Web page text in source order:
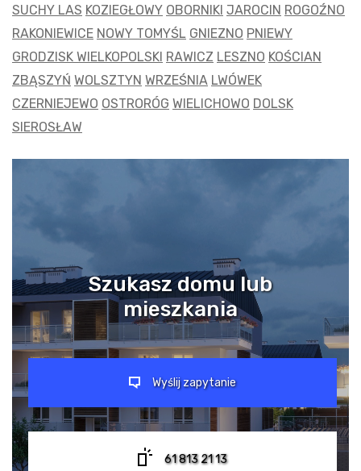
SUCHY LAS KOZIEGŁOWY OBORNIKI JAROCIN ROGOŹNO
RAKONIEWICE NOWY TOMYŚL GNIEZNO PNIEWY
GRODZISK WIELKOPOLSKI RAWICZ LESZNO KOŚCIAN
ZBĄSZYŃ WOLSZTYN WRZEŚNIA LWÓWEK
CZERNIEJEWO OSTRORÓG WIELICHOWO DOLSK
SIEROSŁAW
Szukasz domu lub
mieszkania
Wyślij zapytanie
61 813 21 13